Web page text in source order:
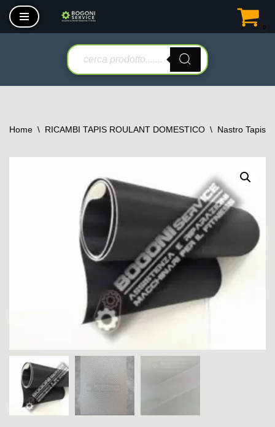
Vai
Home \ RICAMBI TAPIS ROULANT DOMESTICO \ Nastro Tapis